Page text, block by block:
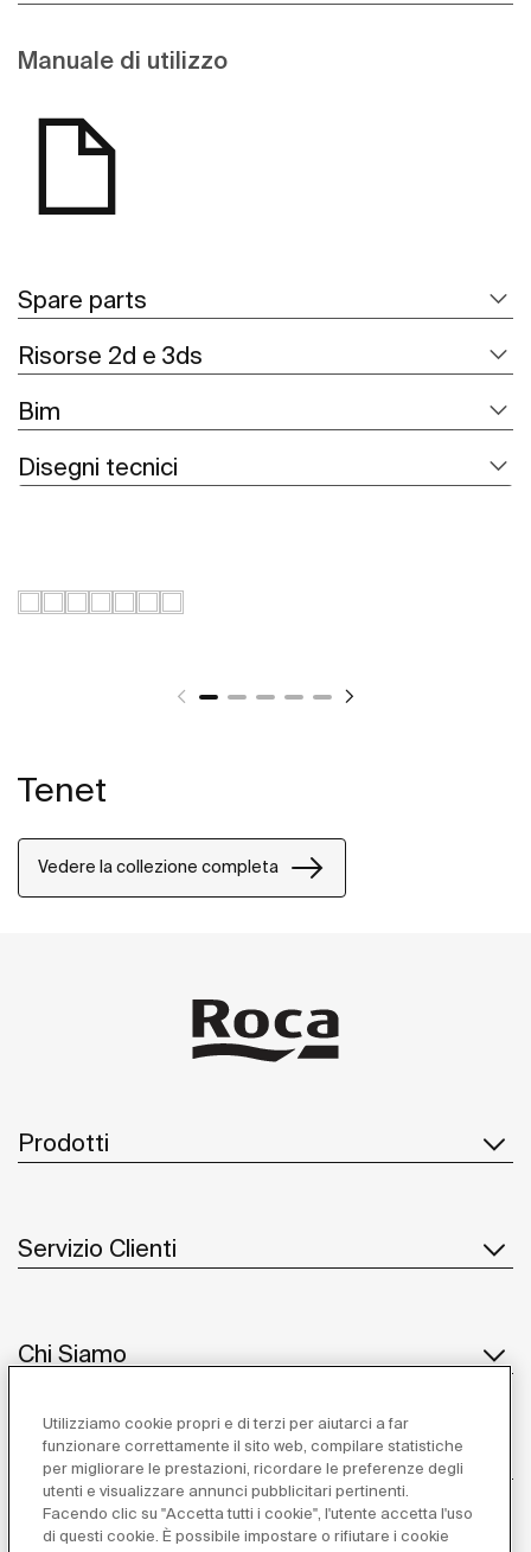
Manuale di utilizzo
Spare parts
Risorse 2d e 3ds
Bim
Disegni tecnici
Tenet
Vedere la collezione completa
Prodotti
Servizio Clienti
Chi Siamo
Ispirazione
Seguiteci
Utilizziamo cookie propri e di terzi per aiutarci a far
funzionare correttamente il sito web, compilare statistiche
per migliorare le prestazioni, ricordare le preferenze degli
utenti e visualizzare annunci pubblicitari pertinenti.
Facendo clic su "Accetta tutti i cookie", l'utente accetta l'uso
di questi cookie. È possibile impostare o rifiutare i cookie